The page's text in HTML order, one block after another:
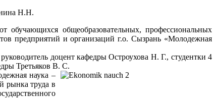
Н.Н.
обучающихся общеобразовательных, профессиональных
предприятий и организаций г.о. Сызрань «Молодежная
доцент кафедры Остроухова Н. Г., студентки 4
Третьяков В. С.
наука –
рынка труда в